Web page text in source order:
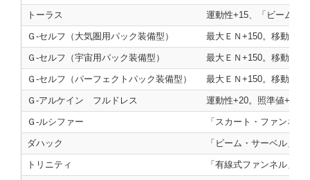
トーラス 運動性+15、「ビームラ
Ｇ‐セルフ（大気圏用パック装備型） 最大ＥＮ+150。移動力
Ｇ‐セルフ（宇宙用パック装備型） 最大ＥＮ+150。移動力
Ｇ‐セルフ（パーフェクトパック装備型） 最大ＥＮ+150。移動力
Ｇ‐アルケイン フルドレス 運動性+20。照準値+20
Ｇ‐ルシファー 「スカート・ファンネ
ダハック 「ビーム・サーベル」
トリニティ 「有線式ファンネル」